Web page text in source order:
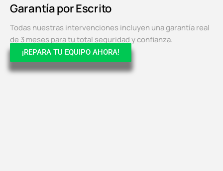
Garantía por Escrito
Todas nuestras intervenciones incluyen una garantía real
de 3 meses para tu total seguridad y confianza.
¡REPARA TU EQUIPO AHORA!